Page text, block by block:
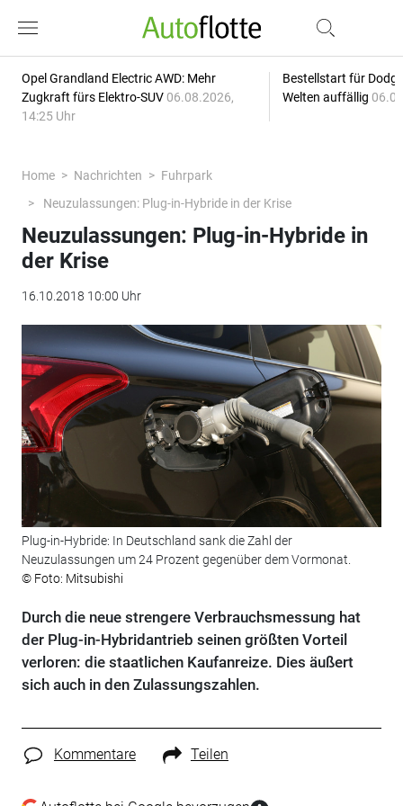
Opel Grandland Electric AWD: Mehr
Zugkraft fürs Elektro-SUV 06.08.2026,
14:25 Uhr
Bestellstart für
Welten auffällig
Home Nachrichten
Fuhrpark
Neuzulassungen: Plug-in-Hybride in der Krise
Neuzulassungen: Plug-in-Hybride in
der Krise
16.10.2018 10:00 Uhr
Plug-in-Hybride: In Deutschland sank die Zahl der
Neuzulassungen um 24 Prozent gegenüber dem Vormonat.
© Foto: Mitsubishi
Durch die neue strengere Verbrauchsmessung hat
der Plug-in-Hybridantrieb seinen größten Vorteil
verloren: die staatlichen Kaufanreize. Dies äußert
sich auch in den Zulassungszahlen.
Kommentare Teilen